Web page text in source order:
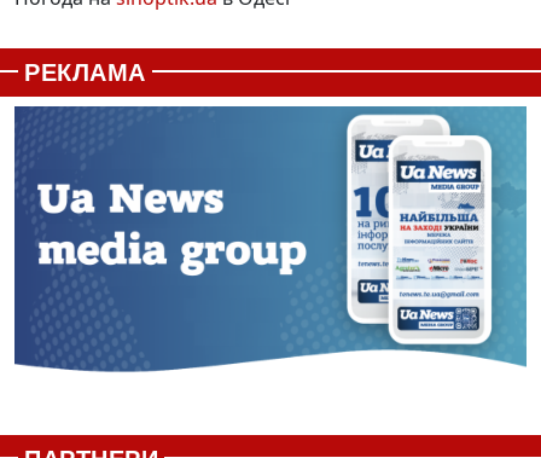
РЕКЛАМА